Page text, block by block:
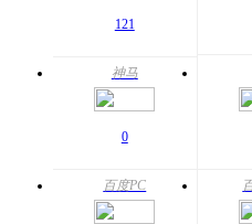
121
神马
0
百度PC